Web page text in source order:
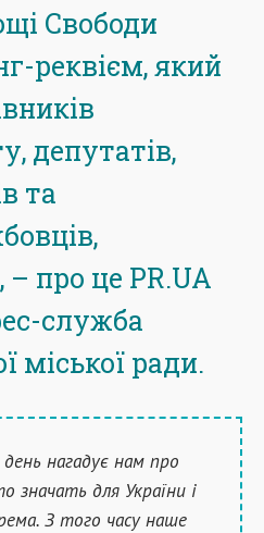
Свободи
реквієм, який
депутатів,
та
– про це PR.UA
служба
міської ради.
день нагадує нам про
значать для України і
З того часу наше